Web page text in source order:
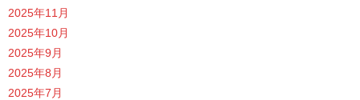
2025年11月
2025年10月
2025年9月
2025年8月
2025年7月